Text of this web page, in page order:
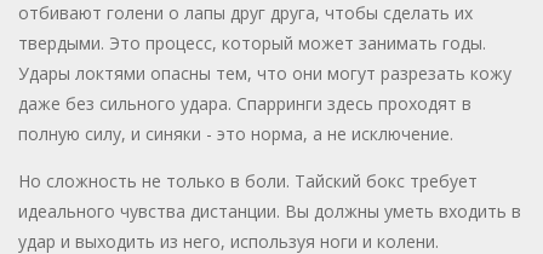
отбивают голени о лапы друг друга, чтобы сделать их
твердыми. Это процесс, который может занимать годы.
Удары локтями опасны тем, что они могут разрезать кожу
даже без сильного удара. Спарринги здесь проходят в
полную силу, и синяки - это норма, а не исключение.
Но сложность не только в боли. Тайский бокс требует
идеального чувства дистанции. Вы должны уметь входить в
удар и выходить из него, используя ноги и колени.